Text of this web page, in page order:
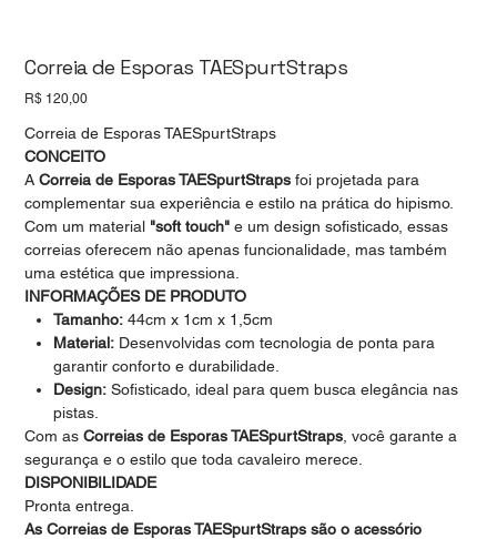
Correia de Esporas TAESpurtStraps
Preço
R$ 120,00
Correia de Esporas TAESpurtStraps
CONCEITO
ACorreia de Esporas TAESpurtStraps foi projetada para
complementar sua experiência e estilo na prática do hipismo.
Com um material "soft touch" e um design sofisticado, essas
correias oferecem não apenas funcionalidade, mas também
uma estética que impressiona.
INFORMAÇÕES DE PRODUTO
Tamanho:44cm x 1cm x 1,5cm
Material:Desenvolvidas com tecnologia de ponta para
garantir conforto e durabilidade.
Design:Sofisticado, ideal para quem busca elegância nas
pistas.
Com asCorreias de Esporas TAESpurtStraps , você garante a
segurança e o estilo que toda cavaleiro merece.
DISPONIBILIDADE
Pronta entrega.
As Correias de Esporas TAESpurtStraps são o acessório